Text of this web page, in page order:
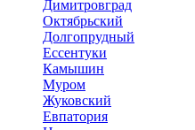
Димитровград
Октябрьский
Долгопрудный
Ессентуки
Камышин
Муром
Жуковский
Евпатория